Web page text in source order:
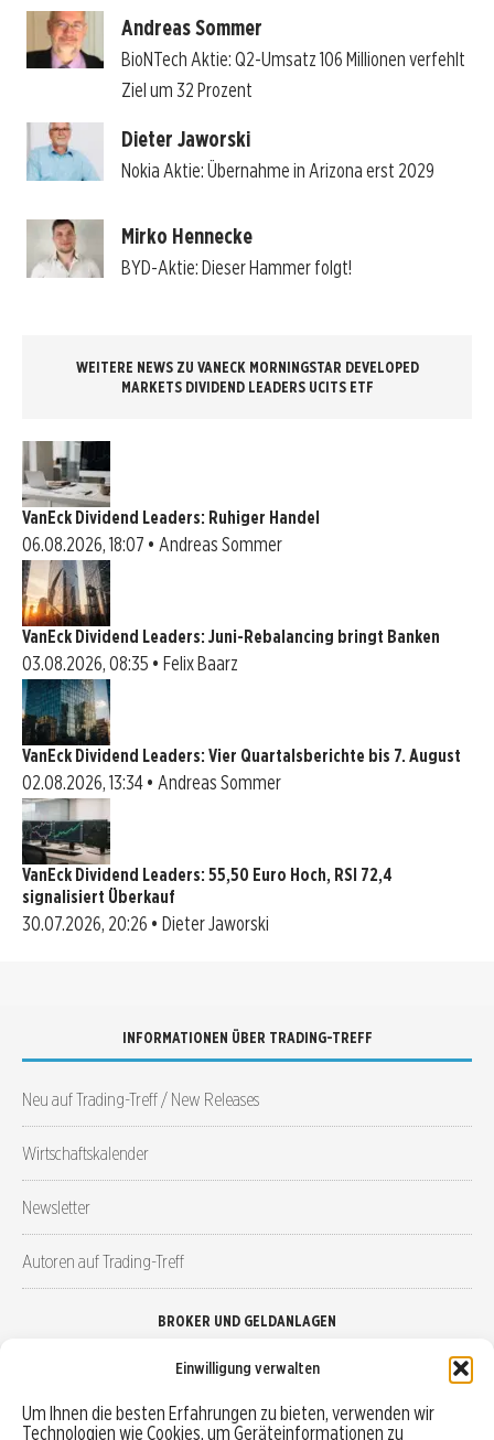
Einwilligung verwalten
Um Ihnen die besten Erfahrungen zu bieten, verwenden wir
Technologien wie Cookies, um Geräteinformationen zu
Andreas Sommer
BioNTech Aktie: Q2-Umsatz 106 Millionen verfehlt
Ziel um 32 Prozent
Dieter Jaworski
Nokia Aktie: Übernahme in Arizona erst 2029
Mirko Hennecke
BYD-Aktie: Dieser Hammer folgt!
WEITERE NEWS ZU VANECK MORNINGSTAR DEVELOPED
MARKETS DIVIDEND LEADERS UCITS ETF
VanEck Dividend Leaders: Ruhiger Handel
06.08.2026, 18:07 • Andreas Sommer
VanEck Dividend Leaders: Juni-Rebalancing bringt Banken
03.08.2026, 08:35 • Felix Baarz
VanEck Dividend Leaders: Vier Quartalsberichte bis 7. August
02.08.2026, 13:34 • Andreas Sommer
VanEck Dividend Leaders: 55,50 Euro Hoch, RSI 72,4
signalisiert Überkauf
30.07.2026, 20:26 • Dieter Jaworski
INFORMATIONEN ÜBER TRADING-TREFF
Neu auf Trading-Treff / New Releases
Wirtschaftskalender
Newsletter
Autoren auf Trading-Treff
BROKER UND GELDANLAGEN